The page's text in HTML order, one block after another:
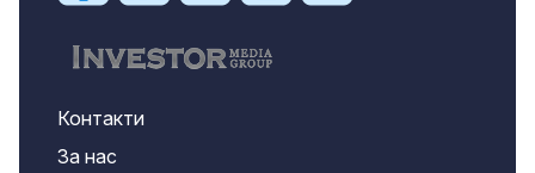
Контакти
За нас